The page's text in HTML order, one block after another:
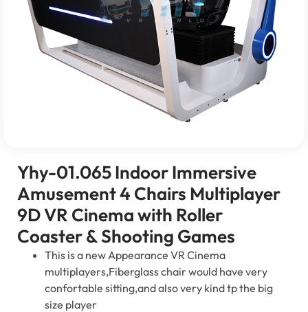
Yhy-01.065Indoor Immersive
Amusement4 Chairs Multiplayer
9D VR Cinema with Roller
Coaster&Shooting Games
This is a new Appearance VR Cinema
multiplayers,Fiberglass chair would have very
confortable sitting,and also very kind tp the big
size player